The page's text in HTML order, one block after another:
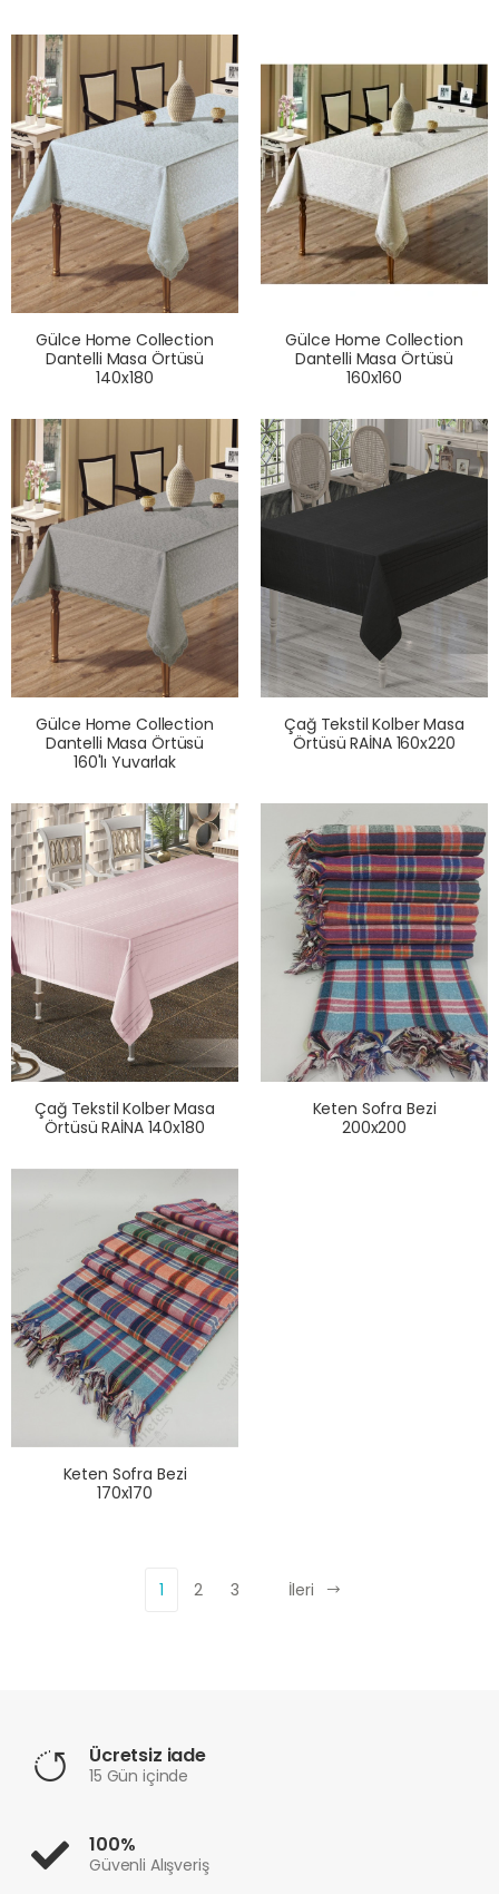
Gülce Home Collection
Dantelli Masa Örtüsü
140x180
Gülce Home Collection
Dantelli Masa Örtüsü
160x160
Gülce Home Collection
Dantelli Masa Örtüsü
160'lı Yuvarlak
Çağ Tekstil Kolber Masa
Örtüsü RAİNA 160x220
Çağ Tekstil Kolber Masa
Örtüsü RAİNA 140x180
Keten Sofra Bezi
200x200
Keten Sofra Bezi
170x170
1 2 3 İleri
Ücretsiz iade
15 Gün içinde
100%
Güvenli Alışveriş